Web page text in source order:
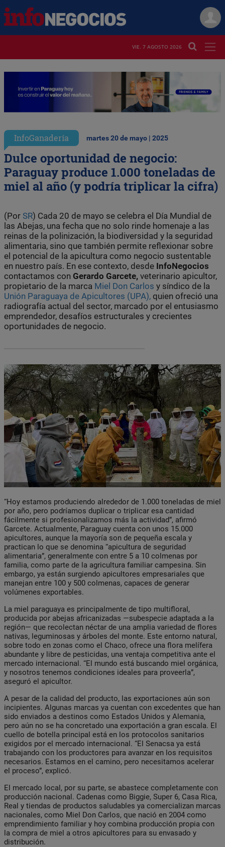
VIE. 7 AGOSTO 2026
InfoGanadería martes 20 de mayo | 2025
Dulce oportunidad de negocio:
Paraguay produce 1.000 toneladas de
miel al año (y podría triplicar la cifra)
(Por SR) Cada 20 de mayo se celebra el Día Mundial de
las Abejas, una fecha que no solo rinde homenaje a las
reinas de la polinización, la biodiversidad y la seguridad
alimentaria, sino que también permite reflexionar sobre
el potencial de la apicultura como negocio sustentable
en nuestro país. En ese contexto, desde InfoNegocios
contactamos con Gerardo Garcete, veterinario apicultor,
propietario de la marca Miel Don Carlos y síndico de la
Unión Paraguaya de Apicultores (UPA), quien ofreció una
radiografía actual del sector, marcado por el entusiasmo
emprendedor, desafíos estructurales y crecientes
oportunidades de negocio.
“Hoy estamos produciendo alrededor de 1.000 toneladas de miel
por año, pero podríamos duplicar o triplicar esa cantidad
fácilmente si profesionalizamos más la actividad”, afirmó
Garcete. Actualmente, Paraguay cuenta con unos 15.000
apicultores, aunque la mayoría son de pequeña escala y
practican lo que se denomina “apicultura de seguridad
alimentaria”, generalmente con entre 5 a 10 colmenas por
familia, como parte de la agricultura familiar campesina. Sin
embargo, ya están surgiendo apicultores empresariales que
manejan entre 100 y 500 colmenas, capaces de generar
volúmenes exportables.
La miel paraguaya es principalmente de tipo multifloral,
producida por abejas africanizadas —subespecie adaptada a la
región— que recolectan néctar de una amplia variedad de flores
nativas, leguminosas y árboles del monte. Este entorno natural,
sobre todo en zonas como el Chaco, ofrece una flora melífera
abundante y libre de pesticidas, una ventaja competitiva ante el
mercado internacional. “El mundo está buscando miel orgánica,
y nosotros tenemos condiciones ideales para proveerla”,
aseguró el apicultor.
A pesar de la calidad del producto, las exportaciones aún son
incipientes. Algunas marcas ya cuentan con excedentes que han
sido enviados a destinos como Estados Unidos y Alemania,
pero aún no se ha concretado una exportación a gran escala. El
cuello de botella principal está en los protocolos sanitarios
exigidos por el mercado internacional. “El Senacsa ya está
trabajando con los productores para avanzar en los requisitos
necesarios. Estamos en el camino, pero necesitamos acelerar
el proceso”, explicó.
El mercado local, por su parte, se abastece completamente con
producción nacional. Cadenas como Biggie, Super 6, Casa Rica,
Real y tiendas de productos saludables ya comercializan marcas
nacionales, como Miel Don Carlos, que nació en 2004 como
emprendimiento familiar y hoy combina producción propia con
la compra de miel a otros apicultores para su envasado y
distribución.